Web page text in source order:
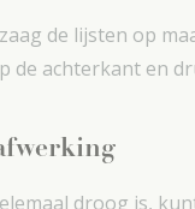
de lijsten op
de achterkant en
droog is,